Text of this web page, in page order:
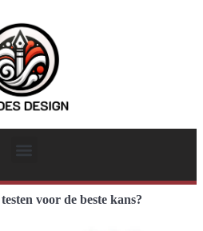
voor de beste kans?